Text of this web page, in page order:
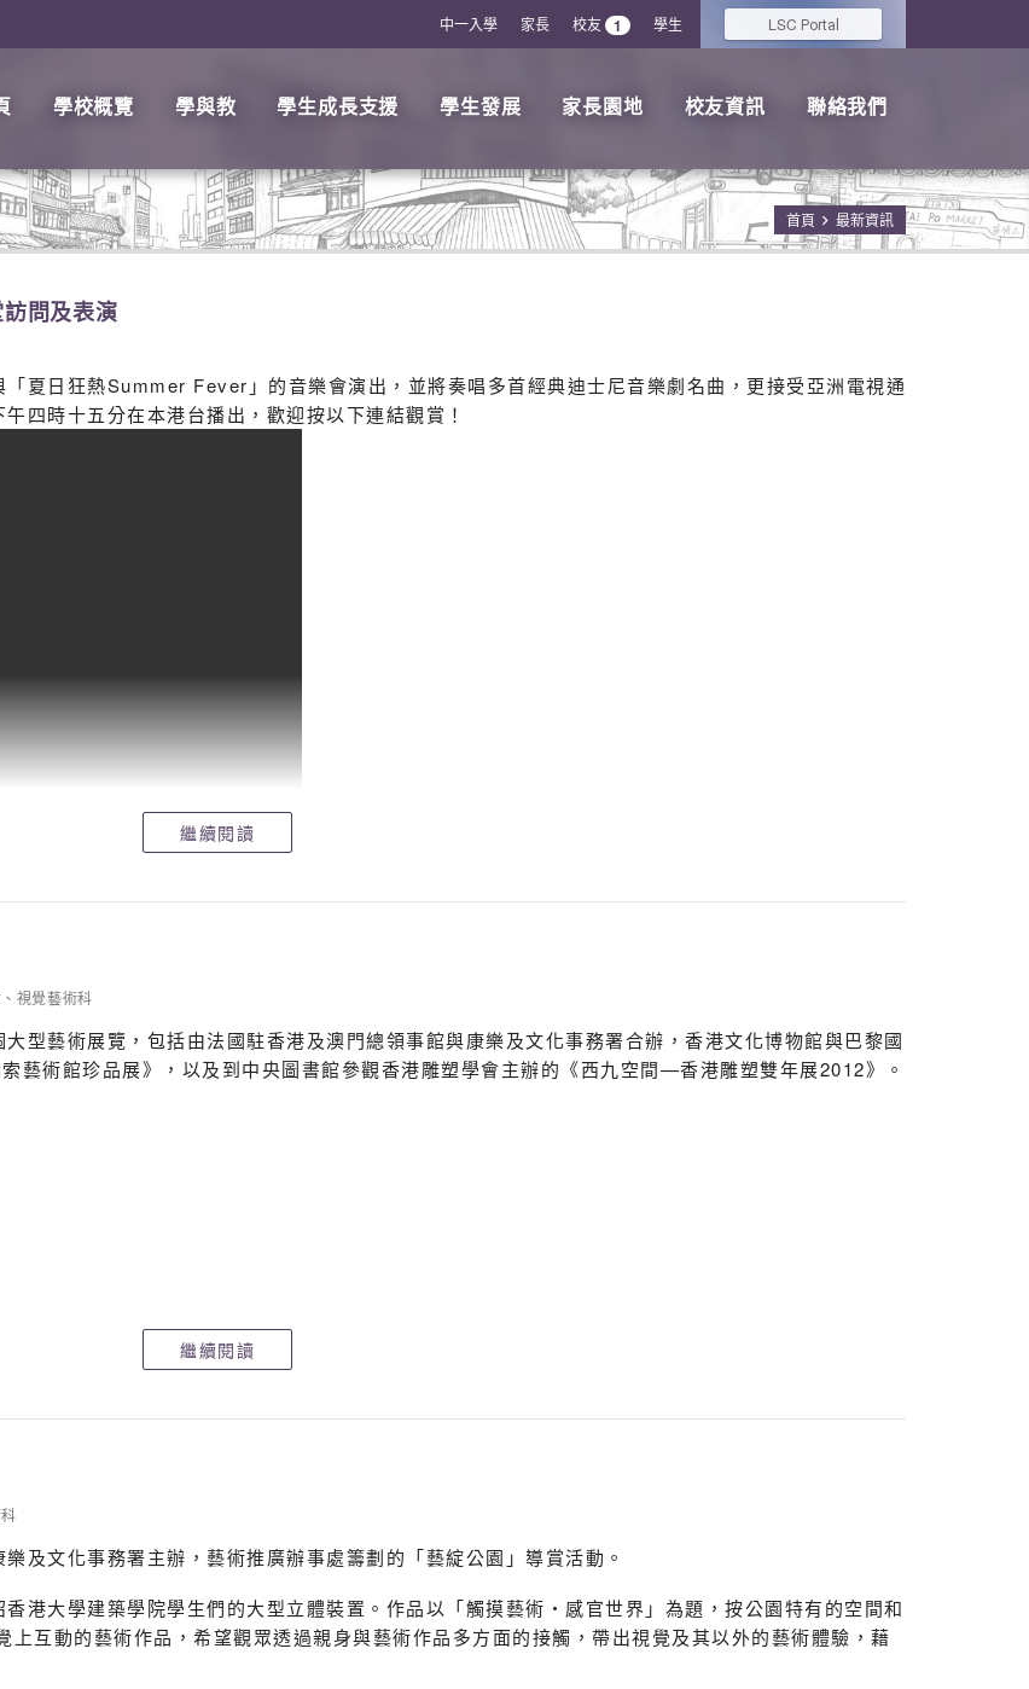
中一入學 家長 校友 1 學生 LSC Portal
學校概覽 學與教 學生成長支援 學生發展 家長園地 校友資訊 聯絡我們
首頁 最新資訊
問及表演
夏日狂熱Summer Fever」的音樂會演出，並將奏唱多首經典迪士尼音樂劇名曲，更接受亞洲電視通
四時十五分在本港台播出，歡迎按以下連結觀賞！
繼續閱讀
、 視覺藝術科
型藝術展覽，包括由法國駐香港及澳門總領事館與康樂及文化事務署合辦，香港文化博物館與巴黎國
藝術館珍品展》，以及到中央圖書館參觀香港雕塑學會主辦的《西九空間—香港雕塑雙年展2012》。
繼續閱讀
及文化事務署主辦，藝術推廣辦事處籌劃的「藝綻公園」導賞活動。
港大學建築學院學生們的大型立體裝置。作品以「觸摸藝術‧感官世界」為題，按公園特有的空間和
互動的藝術作品，希望觀眾透過親身與藝術作品多方面的接觸，帶出視覺及其以外的藝術體驗，藉